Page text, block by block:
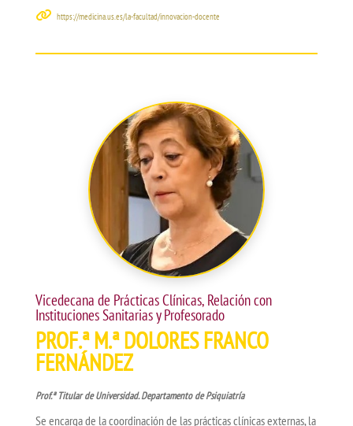
https://medicina.us.es/la-facultad/innovacion-docente
Vicedecana de Prácticas Clínicas, Relación con
Instituciones Sanitarias y Profesorado
PROF.ª M.ª DOLORES FRANCO
FERNÁNDEZ
Prof.ª Titular de Universidad. Departamento de Psiquiatría
Se encarga de la coordinación de las prácticas clínicas externas, la